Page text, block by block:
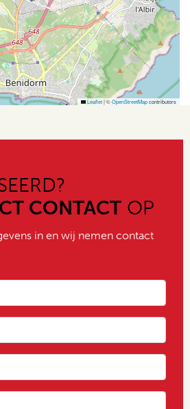
Leaflet|©OpenStreetMapcontributors
CONTACT OP
in en wij nemen contact